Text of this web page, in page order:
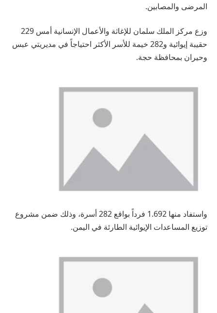
المرضى والمصابين.
وزع مركز الملك سلمان للإغاثة والأعمال الإنسانية أمس 229
حقيبة إيوائية و282 خيمة للأسر الأكثر احتياجاً في مديريتي عبس
وحيران بمحافظة حجة.
واستفاد منها 1.692 فرداً بواقع 282 أسرة، وذلك ضمن مشروع
توزيع المساعدات الإيوائية الطارئة في اليمن.